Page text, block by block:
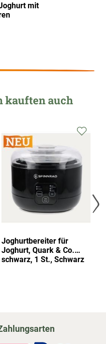
mit
kauften auch
Joghurtbereiter für
Joghurt, Quark & Co.
schwarz, 1 St., Schwarz